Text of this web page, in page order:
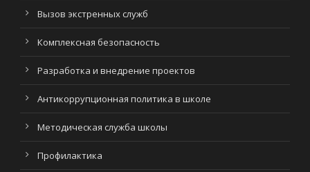
Вызов экстренных служб
Комплексная безопасность
Разработка и внедрение проектов
Антикоррупционная политика в школе
Методическая служба школы
Профилактика